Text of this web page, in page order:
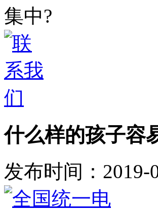
集中?
什么样的孩子容
发布时间：2019-